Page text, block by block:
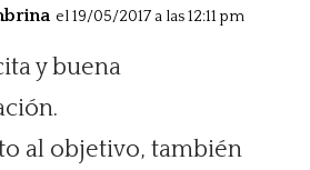
el 19/05/2017 a las 12:11 pm
y buena
al objetivo, también